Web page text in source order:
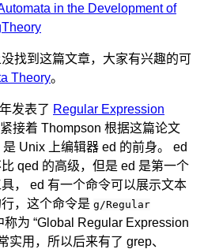
in the Development of
找到这篇文章，大家有兴趣的可
Theory。
发表了 Regular Expression
接着 Thompson 根据这篇论文
是 Unix 上编辑器 ed 的前身。 ed
qed 的高级，但是 ed 是第一个
， ed 有一个命令可以展示文本
，这个命令是 g/Regular
称为 “Global Regular Expression
实用，所以后来有了 grep、